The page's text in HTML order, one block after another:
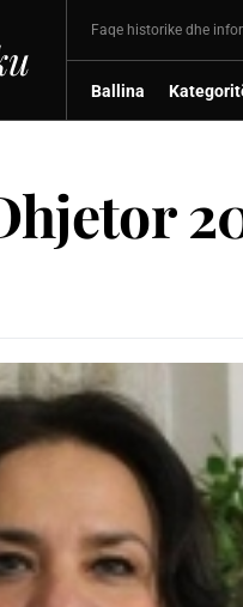
Faqe historike dhe
Ballina